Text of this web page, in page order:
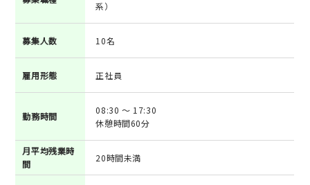
系）
募集人数 10名
雇用形態 正社員
勤務時間
08:30 ～ 17:30
休憩時間60分
月平均残業時
間
20時間未満